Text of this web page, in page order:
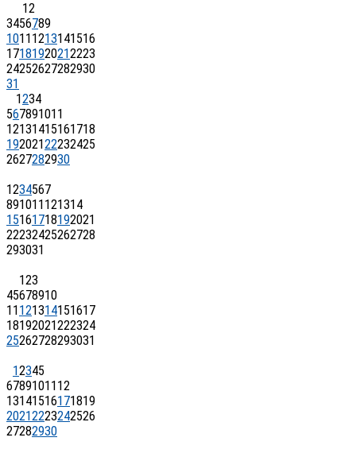
12
3456789
1011 1213141516
17181920212223
24252627282930
31
1234
567891011
12131415161718
19202122232425
2627282930
1234567
891011 121314
15161718192021
22232425262728
293031
123
45678910
11 121314151617
18192021222324
25262728293031
12345
67891011 12
13141516171819
20212223242526
27282930